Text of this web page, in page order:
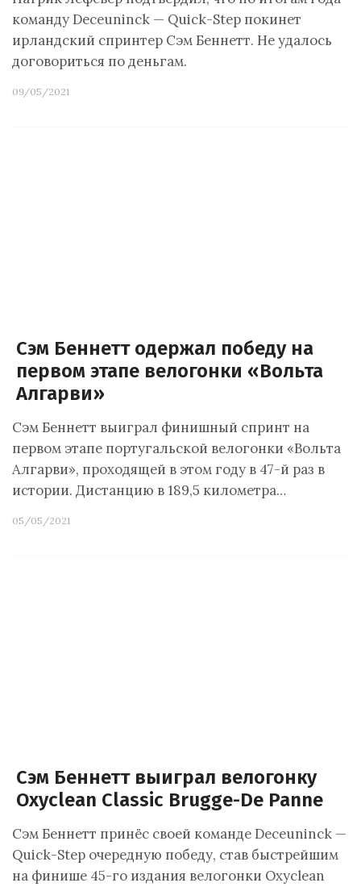
команду Deceuninck — Quick-Step покинет
ирландский спринтер Сэм Беннетт. Не удалось
договориться по деньгам.
09/05/2021
Сэм Беннетт одержал победу на
первом этапе велогонки «Вольта
Алгарви»
Сэм Беннетт выиграл финишный спринт на
первом этапе португальской велогонки «Вольта
Алгарви», проходящей в этом году в 47-й раз в
истории. Дистанцию в 189,5 километра…
05/05/2021
Сэм Беннетт выиграл велогонку
Oxyclean Classic Brugge-De Panne
Сэм Беннетт принёс своей команде Deceuninck —
Quick-Step очередную победу, став быстрейшим
на финише 45-го издания велогонки Oxyclean